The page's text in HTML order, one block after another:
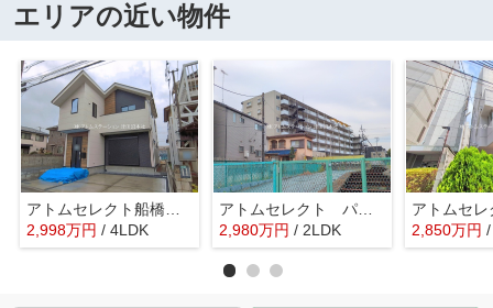
エリアの近い物件
アトムセレクト船橋市大穴北１１期 １号棟
2,998万円 / 4LDK
アトムセレクト パレ・ドール津田沼 3階
2,980万円 / 2LDK 2,850万円